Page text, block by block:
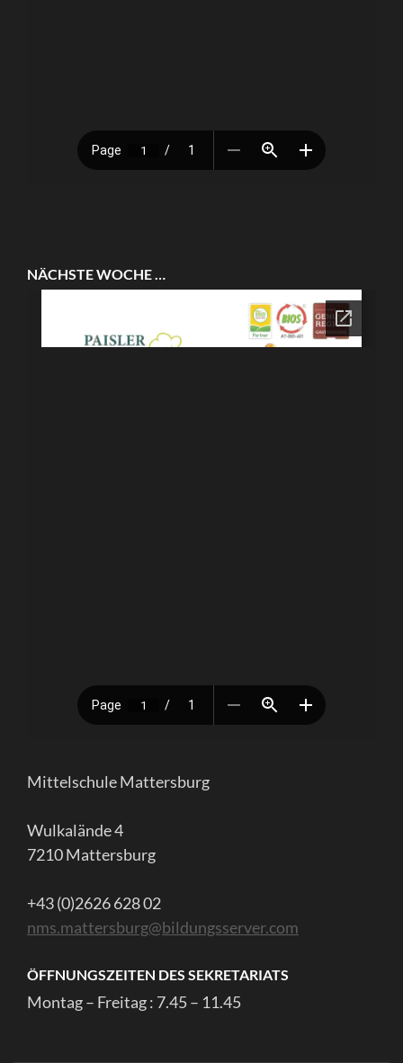
NÄCHSTE WOCHE …
Mittelschule Mattersburg
Wulkalände 4
7210 Mattersburg
+43 (0)2626 628 02
nms.mattersburg@bildungsserver.com
ÖFFNUNGSZEITEN DES SEKRETARIATS
Montag – Freitag : 7.45 – 11.45